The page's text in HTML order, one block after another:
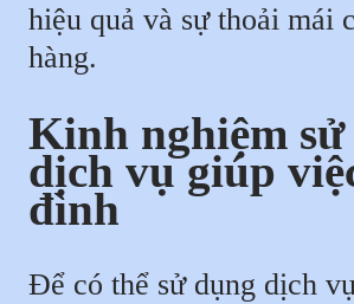
hiệu quả và sự thoải mái
hàng.
Kinh nghiệm
dịch vụ giúp
đình
Để có thể sử dụng dịch